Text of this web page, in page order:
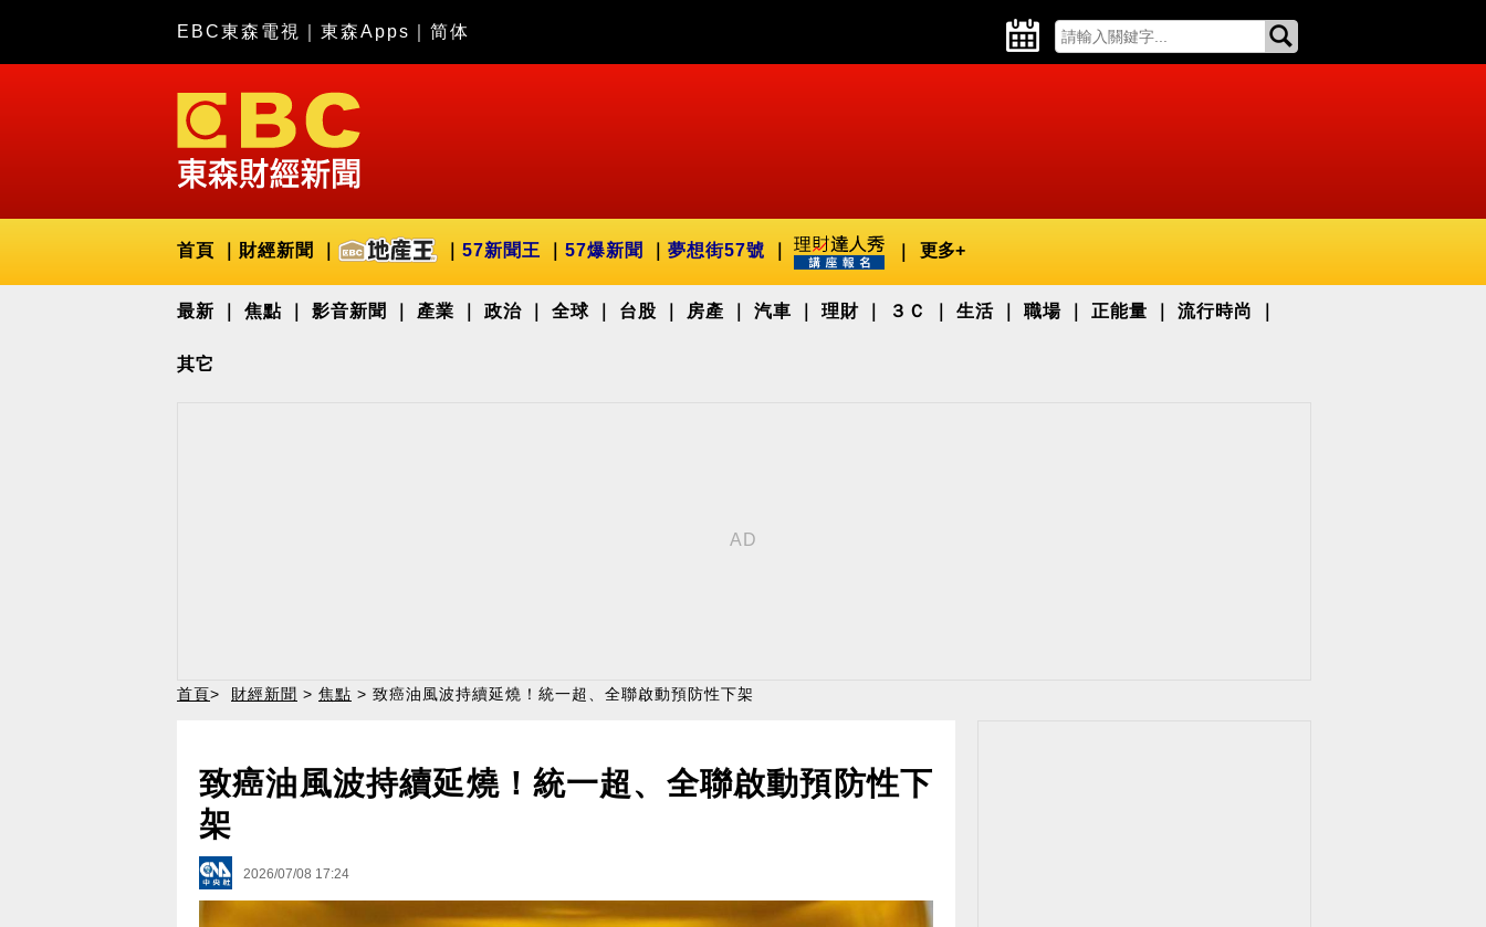
EBC東森電視 東森Apps 简体
首頁 財經新聞 57新聞王 57爆新聞 夢想街57號 更多+
最新 焦點 影音新聞 產業 政治 全球 台股 房產 汽車 理財 ３Ｃ 生活 職場 正能量 流行時尚
其它
首頁> 財經新聞 > 焦點 > 致癌油風波持續延燒！統一超、全聯啟動預防性下架
致癌油風波持續延燒！統一超、全聯啟動預防性下
架
2026/07/08 17:24